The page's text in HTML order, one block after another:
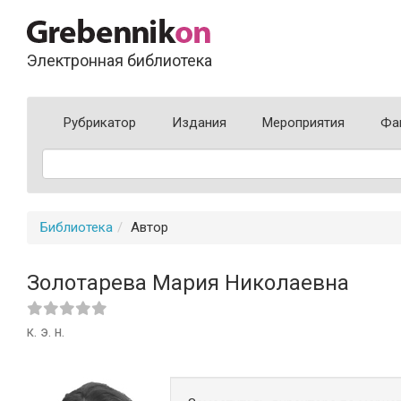
Электронная библиотека
Рубрикатор Издания Мероприятия
Библиотека Автор
Золотарева Мария Николаевна
к. э. н.